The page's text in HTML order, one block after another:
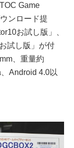
Game
ンロード提
お試し版」、
試し版」が付
、重量約
Android 4.0以